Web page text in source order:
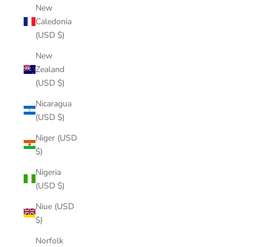
New
Caledonia
(USD $)
New
Zealand
(USD $)
Nicaragua
(USD $)
Niger (USD
$)
Nigeria
(USD $)
Niue (USD
$)
Norfolk